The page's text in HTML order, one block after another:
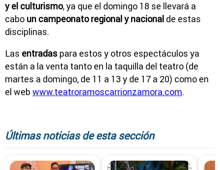
y el culturismo, ya que el domingo 18 se llevará a
cabo un campeonato regional y nacional de estas
disciplinas.
Las entradas para estos y otros espectáculos ya
están a la venta tanto en la taquilla del teatro (de
martes a domingo, de 11 a 13 y de 17 a 20) como en
el web www.teatroramoscarrionzamora.com.
Últimas noticias de esta sección